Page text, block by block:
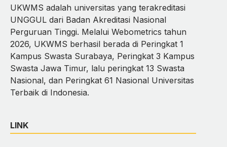
UKWMS adalah universitas yang terakreditasi
UNGGUL dari Badan Akreditasi Nasional
Perguruan Tinggi. Melalui Webometrics tahun
2026, UKWMS berhasil berada di Peringkat 1
Kampus Swasta Surabaya, Peringkat 3 Kampus
Swasta Jawa Timur, lalu peringkat 13 Swasta
Nasional, dan Peringkat 61 Nasional Universitas
Terbaik di Indonesia.
LINK